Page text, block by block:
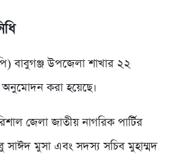
বাবুগঞ্জ উপজেলা শাখার ২২
অনুমোদন করা হয়েছে।
জেলা জাতীয় নাগরিক পার্টির
মুসা এবং সদস্য সচিব মুহাম্মদ